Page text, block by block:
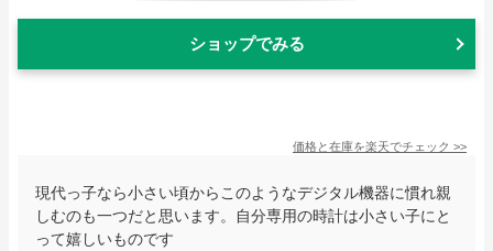
ショップでみる
価格と在庫を楽天でチェック >>
現代っ子なら小さい頃からこのようなデジタル機器に慣れ親
しむのも一つだと思います。自分専用の時計は小さい子にと
って嬉しいものです